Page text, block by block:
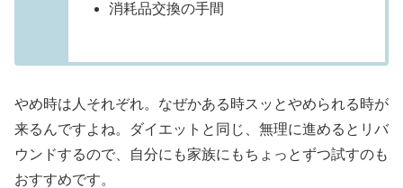
消耗品交換の手間
やめ時は人それぞれ。なぜかある時スッとやめられる時が
来るんですよね。ダイエットと同じ、無理に進めるとリバ
ウンドするので、自分にも家族にもちょっとずつ試すのも
おすすめです。